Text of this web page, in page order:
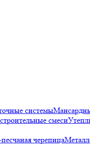
системы
смеси
черепица